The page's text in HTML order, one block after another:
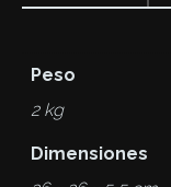
Peso
2 kg
Dimensiones